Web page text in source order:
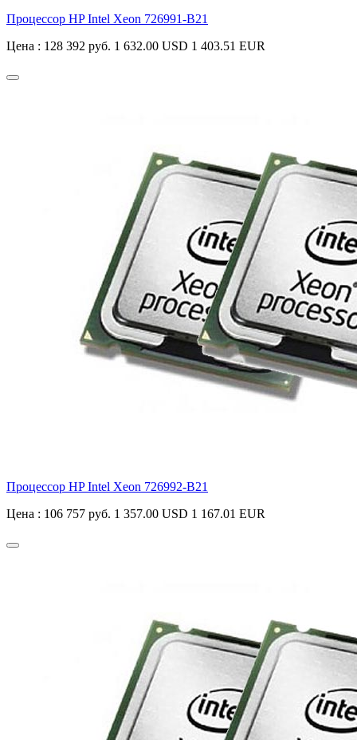
Процессор HP Intel Xeon 726991-B21
Цена : 128 392 руб. 1 632.00 USD 1 403.51 EUR
Процессор HP Intel Xeon 726992-B21
Цена : 106 757 руб. 1 357.00 USD 1 167.01 EUR